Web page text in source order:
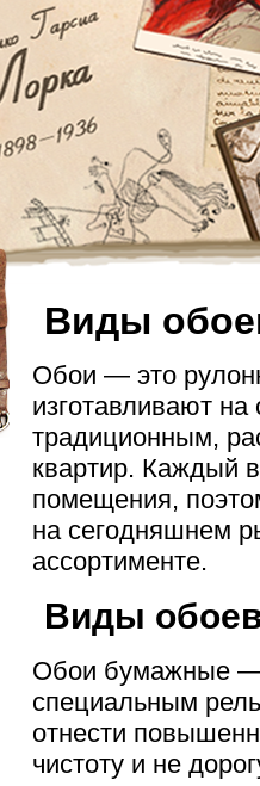
Виды
Обои — это
изготавливают
традиционным,
квартир. Каждый
помещения,
на сегодняшнем
ассортименте.
Виды
Обои бумажные —
специальным
отнести
чистоту и не